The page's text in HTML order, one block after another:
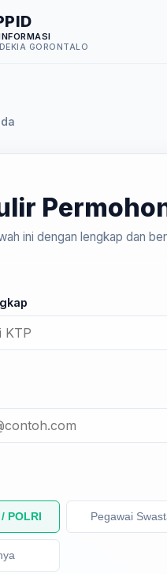
GORONTALO
ini dengan lengkap dan
POLRI Pegawai